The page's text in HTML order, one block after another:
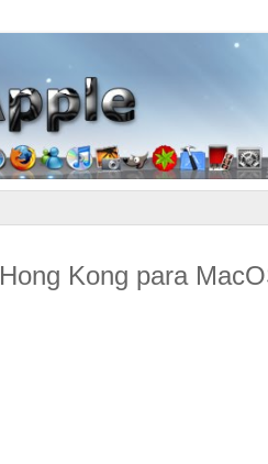
Kong para